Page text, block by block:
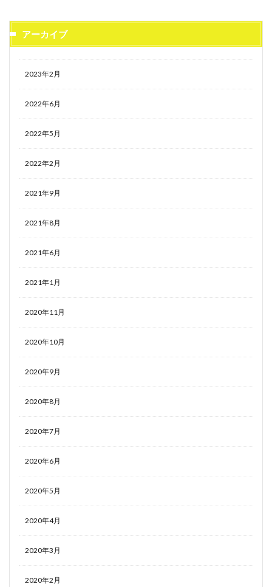
アーカイブ
2023年2月
2022年6月
2022年5月
2022年2月
2021年9月
2021年8月
2021年6月
2021年1月
2020年11月
2020年10月
2020年9月
2020年8月
2020年7月
2020年6月
2020年5月
2020年4月
2020年3月
2020年2月